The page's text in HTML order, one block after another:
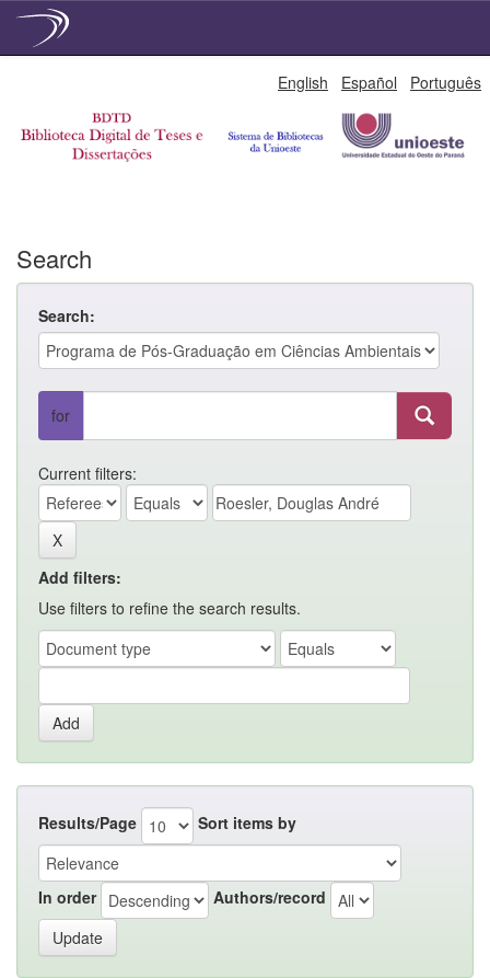
English Español Português
Search
Search:
for
Current filters:
Add filters:
Use filters to refine the search results.
Results/Page Sort items by
In order Authors/record